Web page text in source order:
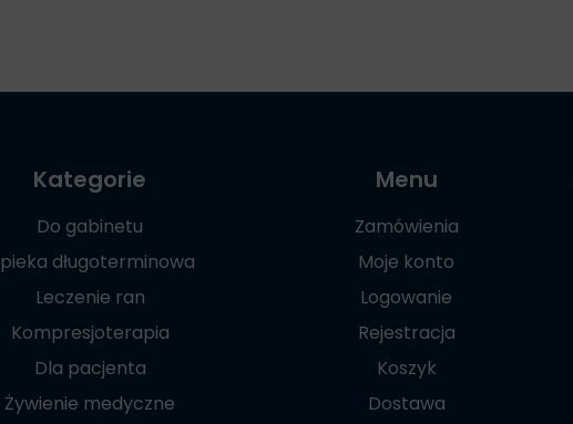
Kategorie
Do gabinetu
długoterminowa
Leczenie ran
Kompresjoterapia
Dla pacjenta
Żywienie medyczne
Menu
Zamówienia
Moje konto
Logowanie
Rejestracja
Koszyk
Dostawa